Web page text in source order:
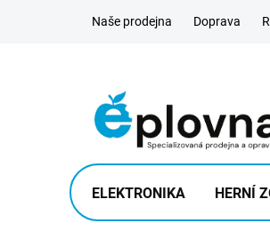
Naše prodejna Doprava
ELEKTRONIKA HERNÍ